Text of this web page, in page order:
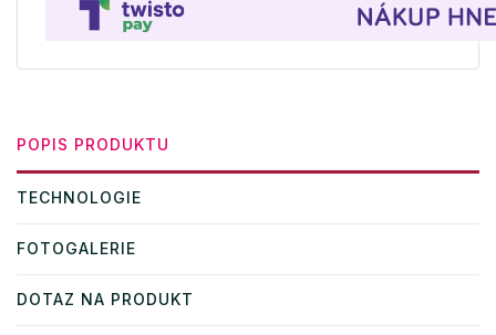
POPIS PRODUKTU
TECHNOLOGIE
FOTOGALERIE
DOTAZ NA PRODUKT